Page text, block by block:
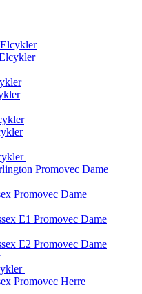
Promovec Dame
Promovec Dame
E1 Promovec Dame
E2 Promovec Dame
Promovec Herre